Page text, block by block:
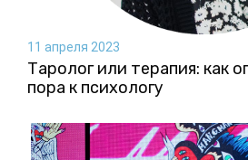
11 апреля 2023
Таролог или терапия: как
пора к психологу